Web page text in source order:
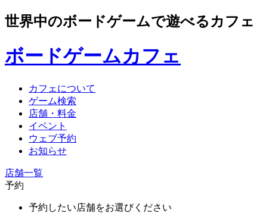
世界中のボードゲームで遊べるカフェ
ボードゲームカフェ
カフェについて
ゲーム検索
店舗・料金
イベント
ウェブ予約
お知らせ
店舗一覧
予約
予約したい店舗をお選びください